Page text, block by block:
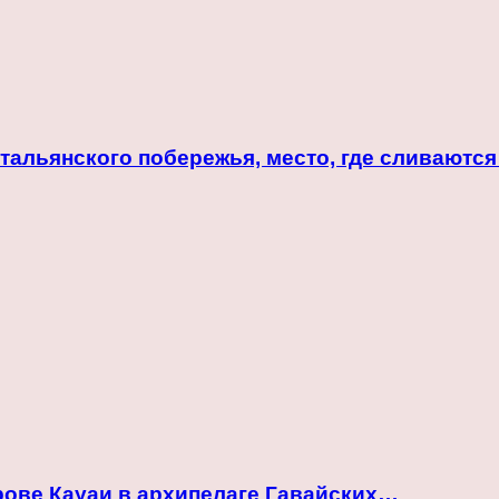
побережья, место, где
Кауаи в архипелаге Гавайских…